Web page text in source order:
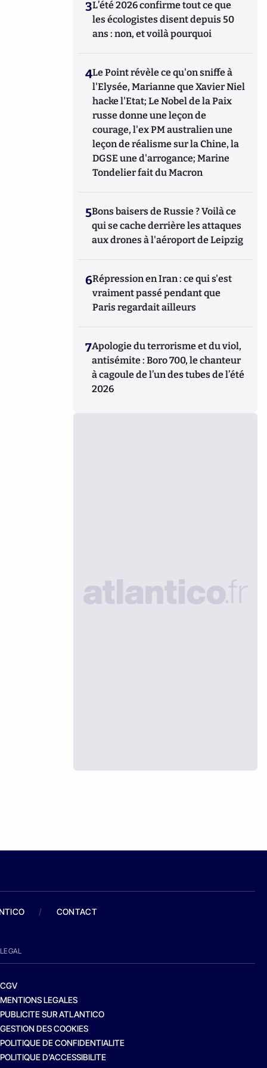
3L’été 2026 confirme tout ce que
les écologistes disent depuis 50
ans : non, et voilà pourquoi
4Le Point révèle ce qu'on sniffe à
l'Elysée, Marianne que Xavier Niel
hacke l'Etat; Le Nobel de la Paix
russe donne une leçon de
courage, l'ex PM australien une
leçon de réalisme sur la Chine, la
DGSE une d'arrogance; Marine
Tondelier fait du Macron
5Bons baisers de Russie ? Voilà ce
qui se cache derrière les attaques
aux drones à l'aéroport de Leipzig
6Répression en Iran : ce qui s'est
vraiment passé pendant que
Paris regardait ailleurs
7Apologie du terrorisme et du viol,
antisémite : Boro 700, le chanteur
à cagoule de l’un des tubes de l’été
2026
/ CONTACT
LEGAL
CGV
MENTIONS LEGALES
PUBLICITE SUR ATLANTICO
GESTION DES COOKIES
POLITIQUE DE CONFIDENTIALITE
POLITIQUE D’ACCESSIBILITE